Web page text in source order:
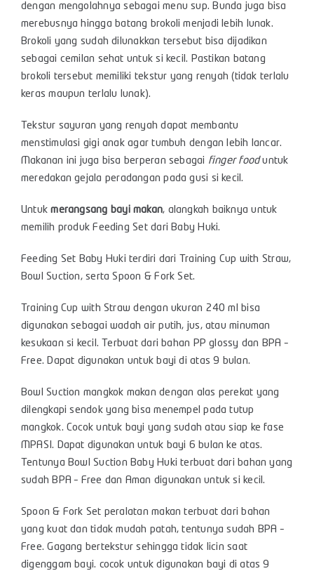
dengan mengolahnya sebagai menu sup. Bunda juga bisa
merebusnya hingga batang brokoli menjadi lebih lunak.
Brokoli yang sudah dilunakkan tersebut bisa dijadikan
sebagai cemilan sehat untuk si kecil. Pastikan batang
brokoli tersebut memiliki tekstur yang renyah (tidak terlalu
keras maupun terlalu lunak).
Tekstur sayuran yang renyah dapat membantu
menstimulasi gigi anak agar tumbuh dengan lebih lancar.
Makanan ini juga bisa berperan sebagai finger fooduntuk
meredakan gejala peradangan pada gusi si kecil.
Untukmerangsang bayi makan, alangkah baiknya untuk
memilih produk Feeding Set dari Baby Huki.
Feeding Set Baby Huki terdiri dari Training Cup with Straw,
Bowl Suction, serta Spoon & Fork Set.
Training Cup with Straw dengan ukuran 240 ml bisa
digunakan sebagai wadah air putih, jus, atau minuman
kesukaan si kecil. Terbuat dari bahan PP glossy dan BPA –
Free. Dapat digunakan untuk bayi di atas 9 bulan.
Bowl Suction mangkok makan dengan alas perekat yang
dilengkapi sendok yang bisa menempel pada tutup
mangkok. Cocok untuk bayi yang sudah atau siap ke fase
MPASI. Dapat digunakan untuk bayi 6 bulan ke atas.
Tentunya Bowl Suction Baby Huki terbuat dari bahan yang
sudah BPA – Free dan Aman digunakan untuk si kecil.
Spoon & Fork Set peralatan makan terbuat dari bahan
yang kuat dan tidak mudah patah, tentunya sudah BPA –
Free. Gagang bertekstur sehingga tidak licin saat
digenggam bayi. cocok untuk digunakan bayi di atas 9